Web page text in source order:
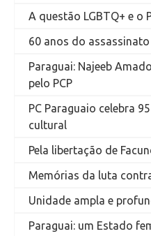
A questão LGBTQ+ e o
60 anos do
Paraguai: Najeeb
pelo PCP
PC Paraguaio celebra
cultural
Pela libertação de
Memórias da luta
Unidade ampla e
Paraguai: um Estado